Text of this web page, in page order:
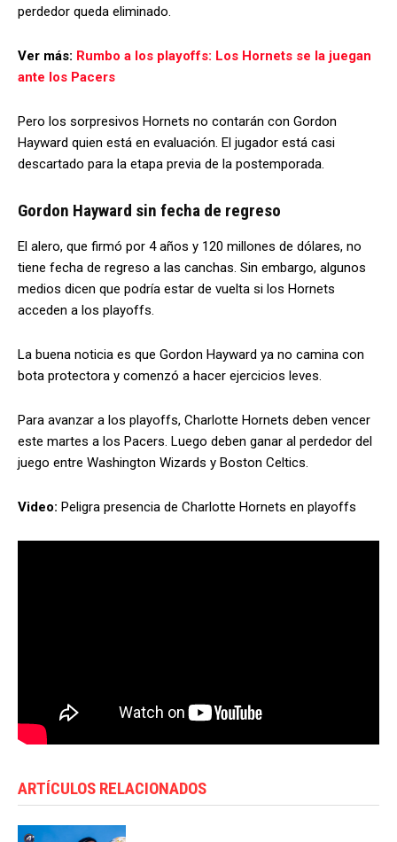
perdedor queda eliminado.
Ver más: Rumbo a los playoffs: Los Hornets se la juegan
ante los Pacers
Pero los sorpresivos Hornets no contarán con Gordon
Hayward quien está en evaluación. El jugador está casi
descartado para la etapa previa de la postemporada.
Gordon Hayward sin fecha de regreso
El alero, que firmó por 4 años y 120 millones de dólares, no
tiene fecha de regreso a las canchas. Sin embargo, algunos
medios dicen que podría estar de vuelta si los Hornets
acceden a los playoffs.
La buena noticia es que Gordon Hayward ya no camina con
bota protectora y comenzó a hacer ejercicios leves.
Para avanzar a los playoffs, Charlotte Hornets deben vencer
este martes a los Pacers. Luego deben ganar al perdedor del
juego entre Washington Wizards y Boston Celtics.
Video: Peligra presencia de Charlotte Hornets en playoffs
ARTÍCULOS RELACIONADOS